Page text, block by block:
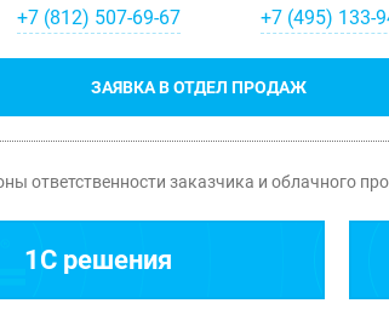
+7(812) 507-69-67 +7 (495) 133-
ЗАЯВКА В ОТДЕЛ ПРОДАЖ
ответственности заказчика и облачного
1C решения